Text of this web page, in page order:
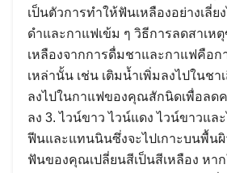
เป็นตัวการทำให้ฟันเหลืองอย่างเลี่ย
ดำและกาแฟเข้ม ๆ วิธีการลดสาเ
เหลืองจากการดื่มชาและกาแฟคือก
เหล่านั้น เช่น เติมน้ำเพิ่มลงไปในช
ลงไปในกาแฟของคุณสักนิดเพื่อลด
ลง 3. ไวน์ขาว ไวน์แดง ไวน์ขาวแล
ฟีนและแทนนินซึ่งจะไปเกาะบนพื้น
ฟันของคุณเปลี่ยนสีเป็นสีเหลือง หา